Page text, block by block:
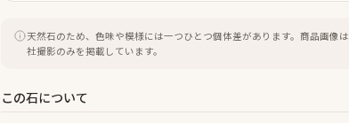
天然石のため、色味や模様には一つひとつ個体差があります。 商品画像
社撮影のみを掲載しています。
この石について